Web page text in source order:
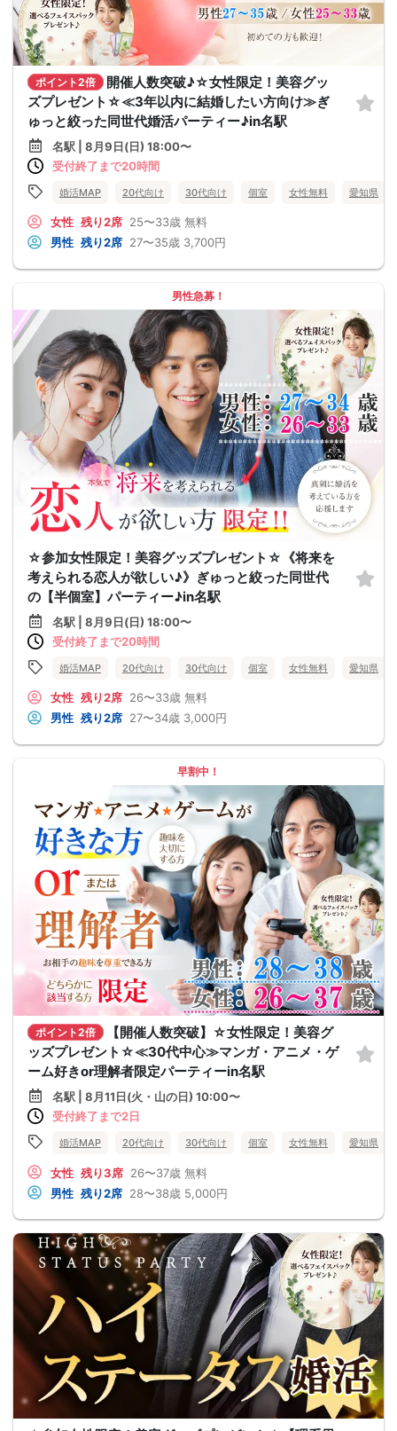
ポイント2倍
開催人数突破♪☆女性限定！美容グッ
ズプレゼント☆≪3年以内に結婚したい方向け≫ぎ
ゅっと絞った同世代婚活パーティー♪in名駅
名駅 | 8月9日(日) 18:00〜
受付終了まで20時間
婚活MAP 20代向け 30代向け 個室 女性無料 愛知県
女性 残り2席 25〜33歳 無料
男性 残り2席 27〜35歳 3,700円
男性急募！
☆参加女性限定！美容グッズプレゼント☆《将来を
考えられる恋人が欲しい♪》ぎゅっと絞った同世代
の【半個室】パーティー♪in名駅
名駅 | 8月9日(日) 18:00〜
受付終了まで20時間
婚活MAP 20代向け 30代向け 個室 女性無料 愛知県
女性 残り2席 26〜33歳 無料
男性 残り2席 27〜34歳 3,000円
早割中！
ポイント2倍
【開催人数突破】☆女性限定！美容グ
ッズプレゼント☆≪30代中心≫マンガ・アニメ・ゲ
ーム好きor理解者限定パーティーin名駅
名駅 | 8月11日(火・山の日) 10:00〜
受付終了まで2日
婚活MAP 20代向け 30代向け 個室 女性無料 愛知県
女性 残り3席 26〜37歳 無料
男性 残り2席 28〜38歳 5,000円